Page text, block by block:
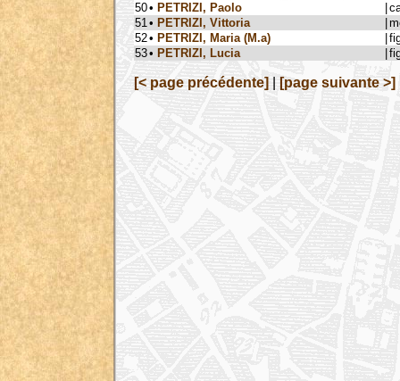
50• PETRIZI, Paolo
51 • PETRIZI, Vittoria
52• PETRIZI, Maria (M.a)
53• PETRIZI, Lucia
[< page précédente] [page suivante >]